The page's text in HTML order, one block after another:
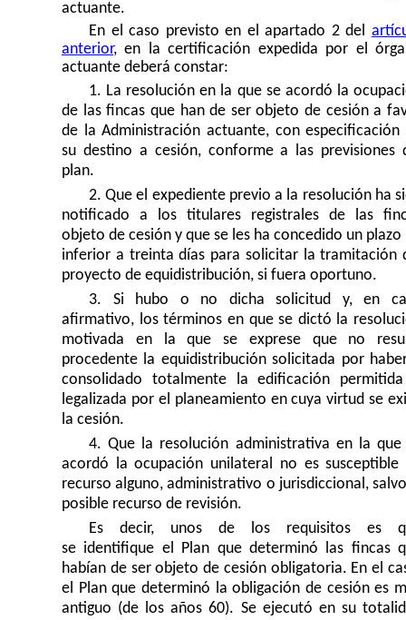
actuante.
En el caso previsto en el apartado 2 del
anterior, en la certificación expedida por el
actuante deberá constar:
1. La resolución en la que se acordó la
de las fincas que han de ser objeto de cesión a
de la Administración actuante, con especificación
su destino a cesión, conforme a las previsiones
plan.
2. Que el expediente previo a la resolución ha
notificado a los titulares registrales de las
objeto de cesión y que se les ha concedido un plazo
inferior a treinta días para solicitar la tramitación
proyecto de equidistribución, si fuera oportuno.
3. Si hubo o no dicha solicitud y, en
afirmativo, los términos en que se dictó la
motivada en la que se exprese que no
procedente la equidistribución solicitada por
consolidado totalmente la edificación
legalizada por el planeamiento en cuya virtud se
la cesión.
4. Que la resolución administrativa en la que
acordó la ocupación unilateral no es susceptible
recurso alguno, administrativo o jurisdiccional,
posible recurso de revisión.
Es decir, unos de los requisitos es
se identifique el Plan que determinó las fincas
habían de ser objeto de cesión obligatoria. En el
el Plan que determinó la obligación de cesión es
antiguo (de los años 60). Se ejecutó en su